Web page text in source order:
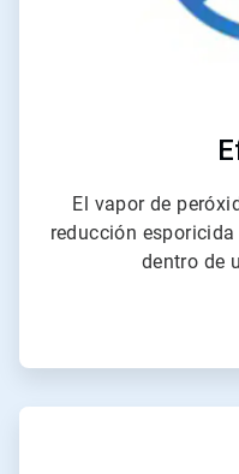
El vapor de
reducción
dentro de